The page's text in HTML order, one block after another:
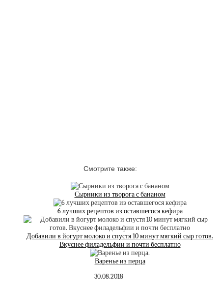
Смотрите также:
Сырники из творога с бананом
6 лучших рецептов из оставшегося кефира
Добавили в йогурт молоко и спустя 10 минут мягкий сыр готов.
Вкуснее филадельфии и почти бесплатно
Варенье из перца
30.08.2018